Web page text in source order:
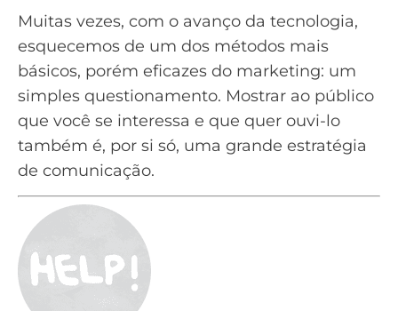
Muitas vezes, com o avanço da tecnologia,
esquecemos de um dos métodos mais
básicos, porém eficazes do marketing: um
simples questionamento. Mostrar ao público
que você se interessa e que quer ouvi-lo
também é, por si só, uma grande estratégia
de comunicação.